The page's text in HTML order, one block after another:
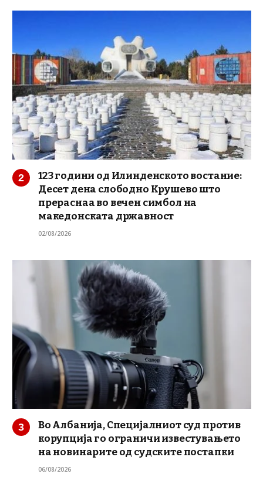
123 години од Илинденското востание:
Десет дена слободно Крушево што
прераснаа во вечен симбол на
македонската државност
02/08/2026
Во Албанија, Специјалниот суд против
корупција го ограничи известувањето
на новинарите од судските постапки
06/08/2026